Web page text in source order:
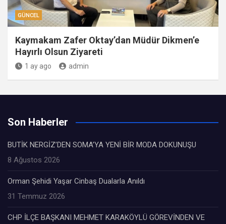
GÜNCEL
Kaymakam Zafer Oktay’dan Müdür Dikmen’e
Hayırlı Olsun Ziyareti
1 ay ago admin
Son Haberler
BUTİK NERGİZ’DEN SOMA’YA YENİ BİR MODA DOKUNUŞU
8 Ağustos 2026
Orman Şehidi Yaşar Cinbaş Dualarla Anıldı
31 Temmuz 2026
CHP İLÇE BAŞKANI MEHMET KARAKÖYLÜ GÖREVİNDEN VE